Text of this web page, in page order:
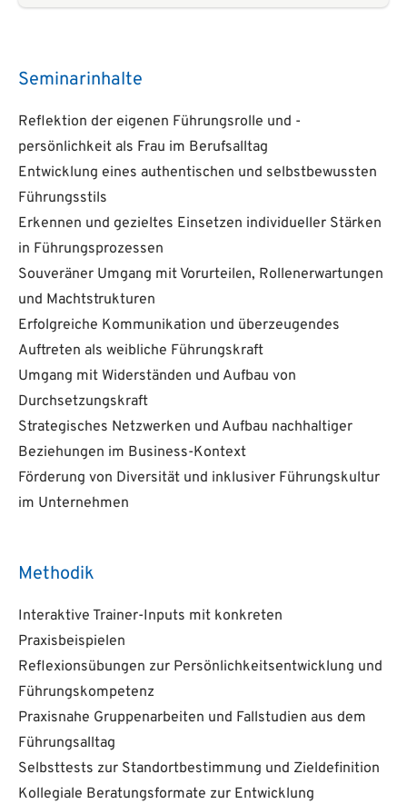
Seminarinhalte
Reflektion der eigenen Führungsrolle und -
persönlichkeit als Frau im Berufsalltag
Entwicklung eines authentischen und selbstbewussten
Führungsstils
Erkennen und gezieltes Einsetzen individueller Stärken
in Führungsprozessen
Souveräner Umgang mit Vorurteilen, Rollenerwartungen
und Machtstrukturen
Erfolgreiche Kommunikation und überzeugendes
Auftreten als weibliche Führungskraft
Umgang mit Widerständen und Aufbau von
Durchsetzungskraft
Strategisches Netzwerken und Aufbau nachhaltiger
Beziehungen im Business-Kontext
Förderung von Diversität und inklusiver Führungskultur
im Unternehmen
Methodik
Interaktive Trainer-Inputs mit konkreten
Praxisbeispielen
Reflexionsübungen zur Persönlichkeitsentwicklung und
Führungskompetenz
Praxisnahe Gruppenarbeiten und Fallstudien aus dem
Führungsalltag
Selbsttests zur Standortbestimmung und Zieldefinition
Kollegiale Beratungsformate zur Entwicklung